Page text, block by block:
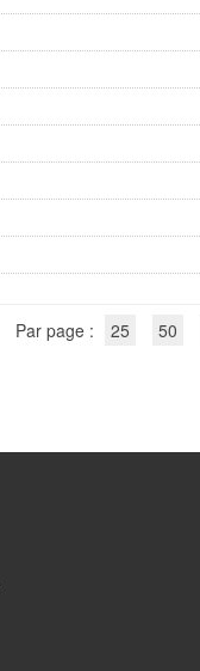
Par page : 25 50